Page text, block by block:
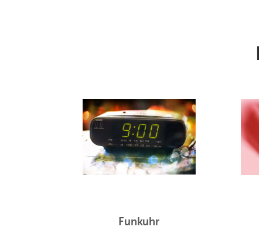
Funkuhr